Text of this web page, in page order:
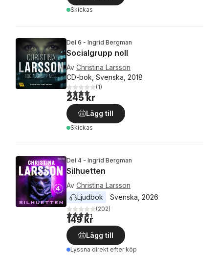
Skickas
Del 6 - Ingrid Bergman
Socialgrupp noll
Av Christina Larsson
CD-bok, Svenska, 2018
4,0utav 5 stjärnor. Totalt antal röster:
(1)
245 kr
Lägg till
Skickas
Del 4 - Ingrid Bergman
Silhuetten
Av Christina Larsson
Ljudbok
Svenska 2026
4,3utav 5 stjärnor. Totalt antal röster:
(202)
149 kr
Lägg till
Lyssna direkt efter köp